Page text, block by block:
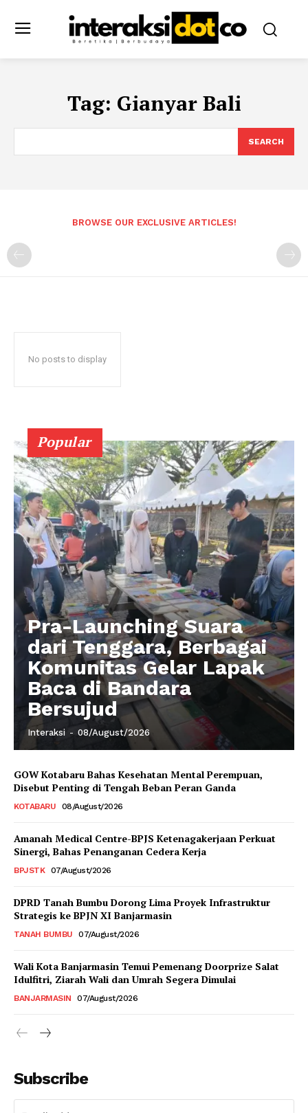
Tag: Gianyar Bali
SEARCH
BROWSE OUR EXCLUSIVE ARTICLES!
No posts to display
Popular
Pra-Launching Suara
dari Tenggara, Berbagai
Komunitas Gelar Lapak
Baca di Bandara
Bersujud
Interaksi - 08/August/2026
GOW Kotabaru Bahas Kesehatan Mental Perempuan,
Disebut Penting di Tengah Beban Peran Ganda
KOTABARU 08/August/2026
Amanah Medical Centre-BPJS Ketenagakerjaan Perkuat
Sinergi, Bahas Penanganan Cedera Kerja
BPJSTK 07/August/2026
DPRD Tanah Bumbu Dorong Lima Proyek Infrastruktur
Strategis ke BPJN XI Banjarmasin
TANAH BUMBU 07/August/2026
Wali Kota Banjarmasin Temui Pemenang Doorprize Salat
Idulfitri, Ziarah Wali dan Umrah Segera Dimulai
BANJARMASIN 07/August/2026
Subscribe